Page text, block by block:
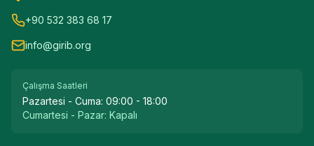
+90 532 383 68 17
info@girib.org
Çalışma Saatleri
Pazartesi - Cuma: 09:00 - 18:00
Cumartesi - Pazar: Kapalı